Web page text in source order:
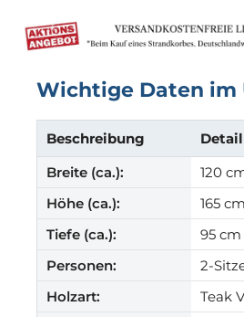
Wichtige Daten im
Beschreibung
Detail
Breite (ca.):
120
Höhe (ca.):
165 cm
Tiefe (ca.):
95 cm
Personen:
2-
Holzart:
Teak